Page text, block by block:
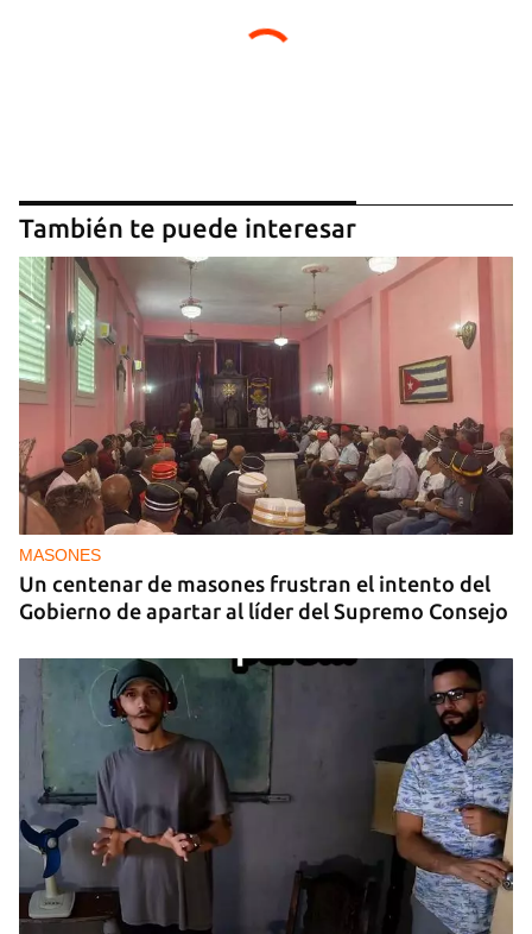
También te puede interesar
MASONES
Un centenar de masones frustran el intento del
Gobierno de apartar al líder del Supremo Consejo